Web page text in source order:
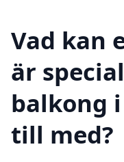
Vad kan
är
balkong
till med?